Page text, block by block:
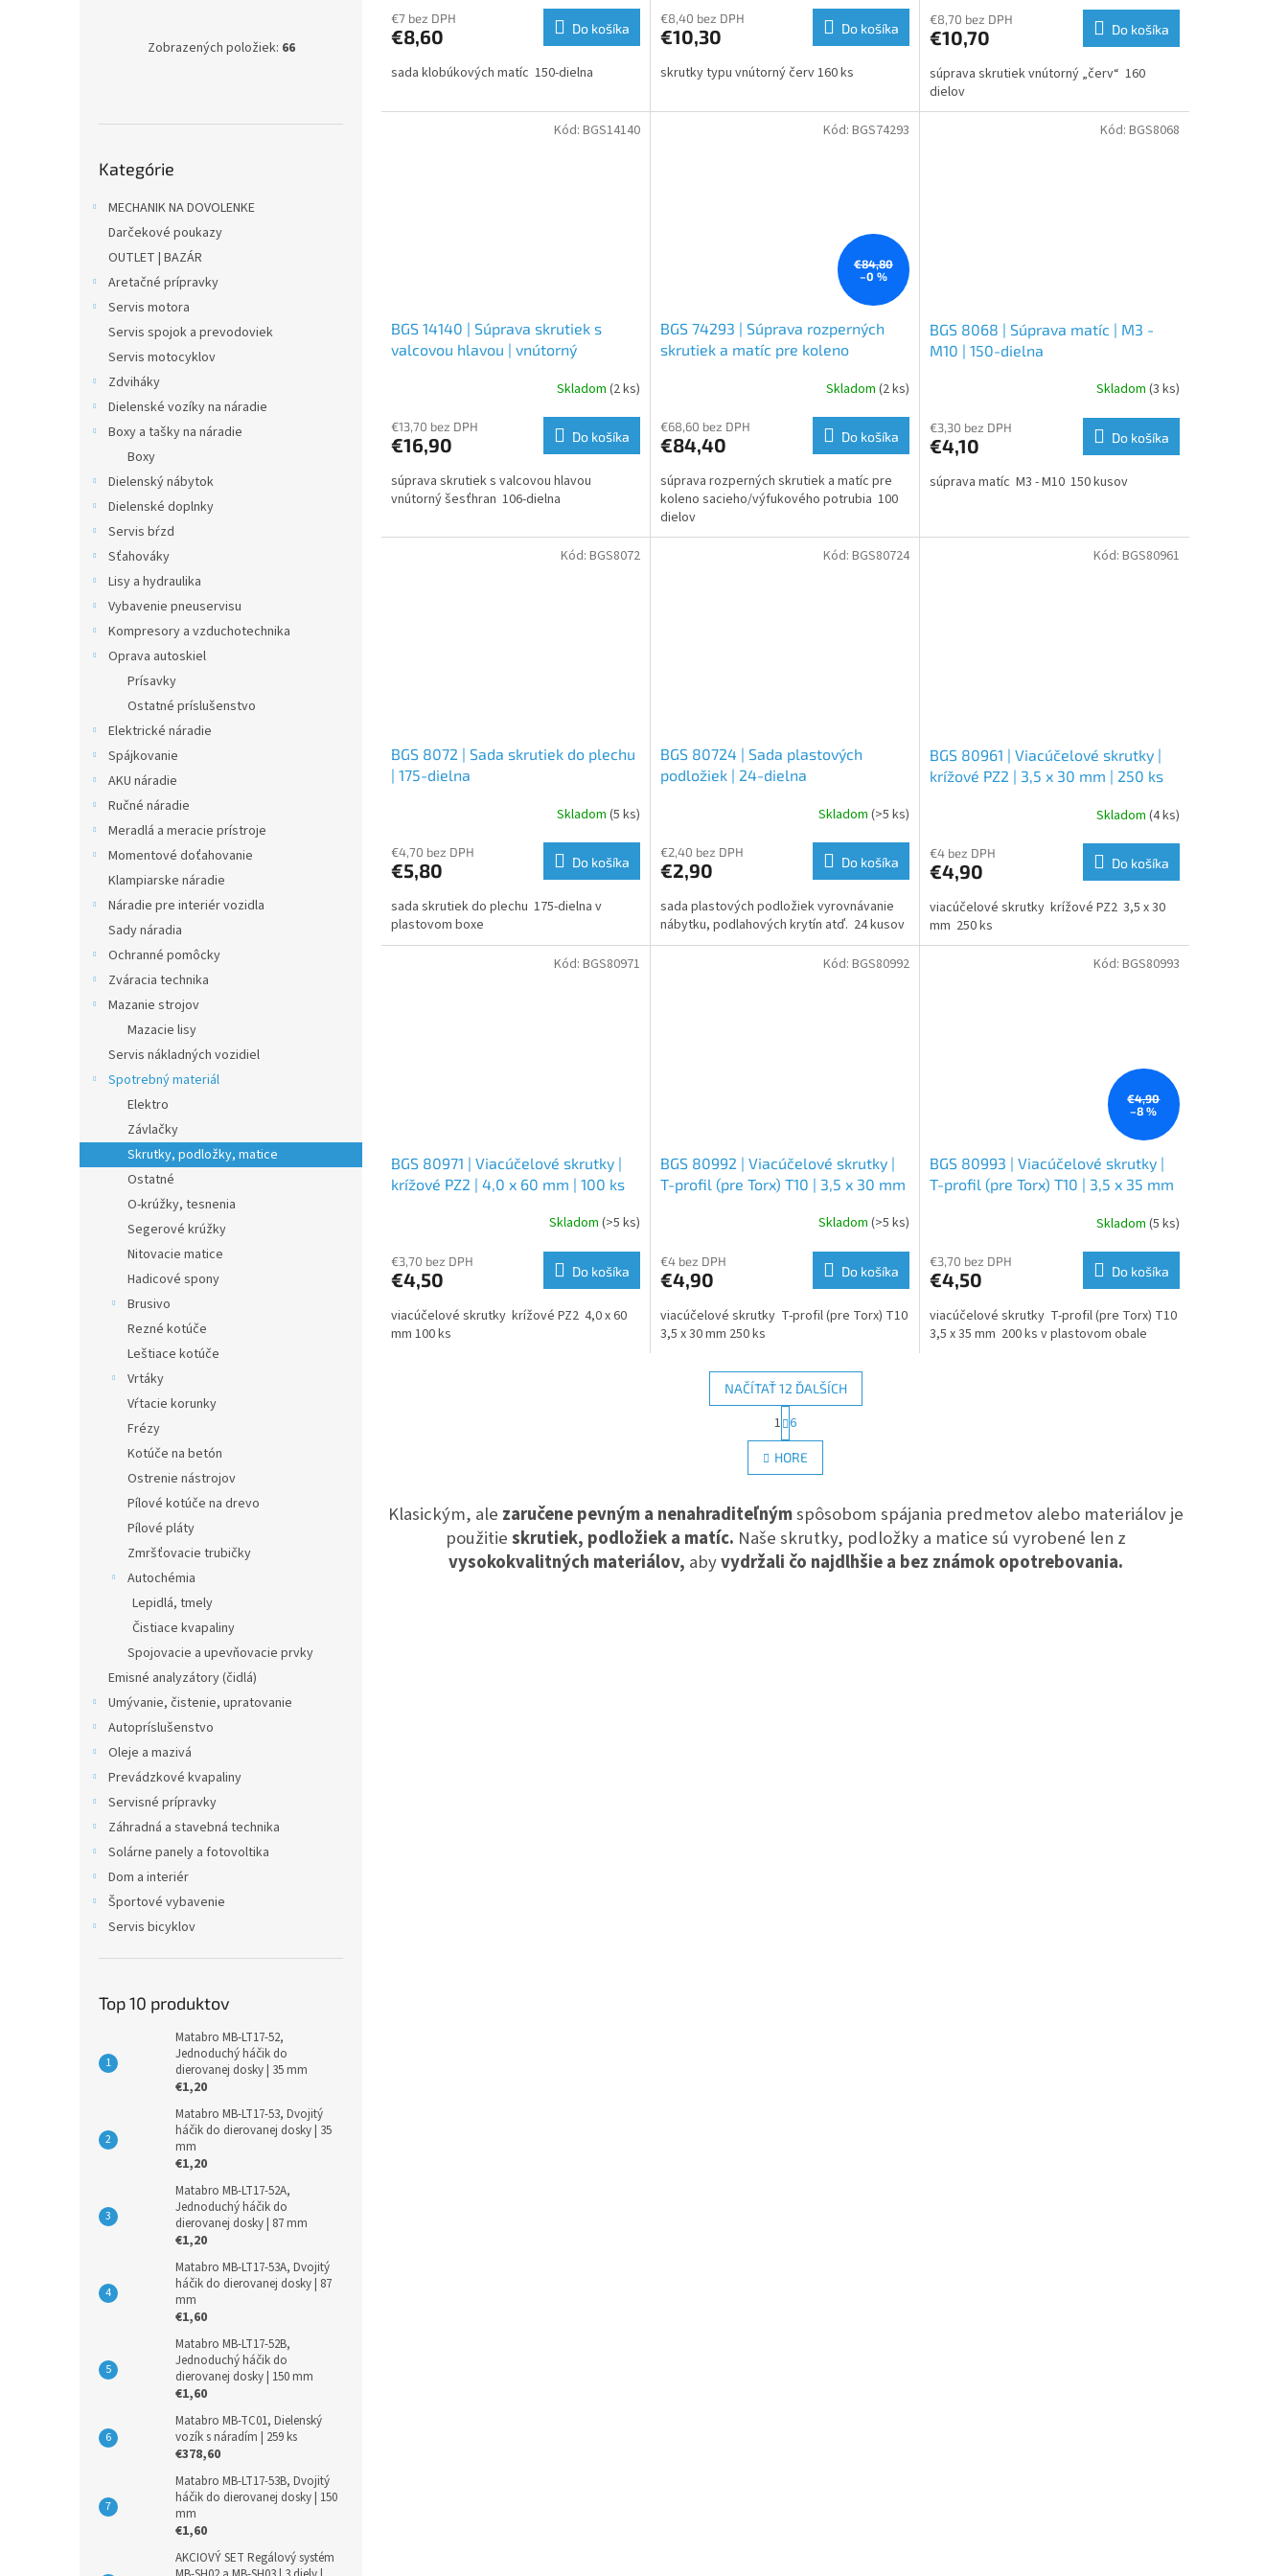
Zobrazených položiek: 66
kategórie
Kategórie
MECHANIK NA DOVOLENKE
Darčekové poukazy
OUTLET | BAZÁR
Aretačné prípravky
Servis motora
Servis spojok a prevodoviek
Servis motocyklov
Zdviháky
Dielenské vozíky na náradie
Boxy a tašky na náradie
Boxy
Dielenský nábytok
Dielenské doplnky
Servis bŕzd
Sťahováky
Lisy a hydraulika
Vybavenie pneuservisu
Kompresory a vzduchotechnika
Oprava autoskiel
Prísavky
Ostatné príslušenstvo
Elektrické náradie
Spájkovanie
AKU náradie
Ručné náradie
Meradlá a meracie prístroje
Momentové doťahovanie
Klampiarske náradie
Náradie pre interiér vozidla
Sady náradia
Ochranné pomôcky
Zváracia technika
Mazanie strojov
Mazacie lisy
Servis nákladných vozidiel
Spotrebný materiál
Elektro
Závlačky
Skrutky, podložky, matice
Ostatné
O-krúžky, tesnenia
Segerové krúžky
Nitovacie matice
Hadicové spony
Brusivo
Rezné kotúče
Leštiace kotúče
Vrtáky
Vŕtacie korunky
Frézy
Kotúče na betón
Ostrenie nástrojov
Pílové kotúče na drevo
Pílové pláty
Zmršťovacie trubičky
Autochémia
Lepidlá, tmely
Čistiace kvapaliny
Spojovacie a upevňovacie prvky
Emisné analyzátory (čidlá)
Umývanie, čistenie, upratovanie
Autopríslušenstvo
Oleje a mazivá
Prevádzkové kvapaliny
Servisné prípravky
Záhradná a stavebná technika
Solárne panely a fotovoltika
Dom a interiér
Športové vybavenie
Servis bicyklov
Top 10 produktov
Matabro MB-LT17-52,
Jednoduchý háčik do
dierovanej dosky | 35 mm
€1,20
Matabro MB-LT17-53, Dvojitý
háčik do dierovanej dosky | 35
mm
€1,20
Matabro MB-LT17-52A,
Jednoduchý háčik do
dierovanej dosky | 87 mm
€1,20
Matabro MB-LT17-53A, Dvojitý
háčik do dierovanej dosky | 87
mm
€1,60
Matabro MB-LT17-52B,
Jednoduchý háčik do
dierovanej dosky | 150 mm
€1,60
Matabro MB-TC01, Dielenský
vozík s náradím | 259 ks
€378,60
Matabro MB-LT17-53B, Dvojitý
háčik do dierovanej dosky | 150
mm
€1,60
AKCIOVÝ SET Regálový systém
€7 bez DPH
€8,60 Do košíka
sada klobúkových matíc 150-dielna
€8,40 bez DPH
€10,30 Do košíka
skrutky typu vnútorný červ 160 ks
€8,70 bez DPH
€10,70 Do košíka
súprava skrutiek vnútorný „červ“ 160
dielov
BGS 14140 | Súprava skrutiek s
valcovou hlavou | vnútorný
Skladom (2 ks)
€13,70 bez DPH
€16,90 Do košíka
súprava skrutiek s valcovou hlavou
vnútorný šesťhran 106-dielna
Kód: BGS14140
€84,80
–0 %
BGS 74293 | Súprava rozperných
skrutiek a matíc pre koleno
Skladom (2 ks)
€68,60 bez DPH
€84,40 Do košíka
súprava rozperných skrutiek a matíc pre
koleno sacieho/výfukového potrubia 100
dielov
Kód: BGS74293
BGS 8068 | Súprava matíc | M3 -
M10 | 150-dielna
Skladom (3 ks)
€3,30 bez DPH
€4,10 Do košíka
súprava matíc M3 - M10 150 kusov
Kód: BGS8068
BGS 8072 | Sada skrutiek do plechu
| 175-dielna
Skladom (5 ks)
€4,70 bez DPH
€5,80 Do košíka
sada skrutiek do plechu 175-dielna v
plastovom boxe
Kód: BGS8072
BGS 80724 | Sada plastových
podložiek | 24-dielna
Skladom (>5 ks)
€2,40 bez DPH
€2,90 Do košíka
sada plastových podložiek vyrovnávanie
nábytku, podlahových krytín atď. 24 kusov
Kód: BGS80724
BGS 80961 | Viacúčelové skrutky |
krížové PZ2 | 3,5 x 30 mm | 250 ks
Skladom (4 ks)
€4 bez DPH
€4,90 Do košíka
viacúčelové skrutky krížové PZ2 3,5 x 30
mm 250 ks
Kód: BGS80961
BGS 80971 | Viacúčelové skrutky |
krížové PZ2 | 4,0 x 60 mm | 100 ks
Skladom (>5 ks)
€3,70 bez DPH
€4,50 Do košíka
viacúčelové skrutky krížové PZ2 4,0 x 60
mm 100 ks
Kód: BGS80971
BGS 80992 | Viacúčelové skrutky |
T-profil (pre Torx) T10 | 3,5 x 30 mm
Skladom (>5 ks)
€4 bez DPH
€4,90 Do košíka
viacúčelové skrutky T-profil (pre Torx) T10
3,5 x 30 mm 250 ks
Kód: BGS80992
€4,90
–8 %
BGS 80993 | Viacúčelové skrutky |
T-profil (pre Torx) T10 | 3,5 x 35 mm
Skladom (5 ks)
€3,70 bez DPH
€4,50 Do košíka
viacúčelové skrutky T-profil (pre Torx) T10
3,5 x 35 mm 200 ks v plastovom obale
Kód: BGS80993
O
v
l
a
c
NAČÍTAŤ 12 ĎALŠÍCH
t
r
á
n
o
v
a
n
1 6
HORE
Klasickým, ale zaručene pevným a nenahraditeľnýmspôsobom spájania predmetov alebo materiálov je
použitieskrutiek, podložiek a matíc. Naše skrutky, podložky a matice sú vyrobené len z
vysokokvalitných materiálov, abyvydržali čo najdlhšie a bez známok opotrebovania.